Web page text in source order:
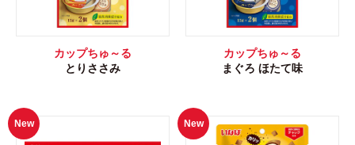
カップちゅ～る
とりささみ
カップちゅ～る
まぐろ ほたて味
New New